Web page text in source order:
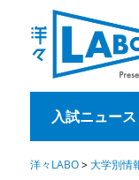
入試ニュース
洋々LABO>大学別情